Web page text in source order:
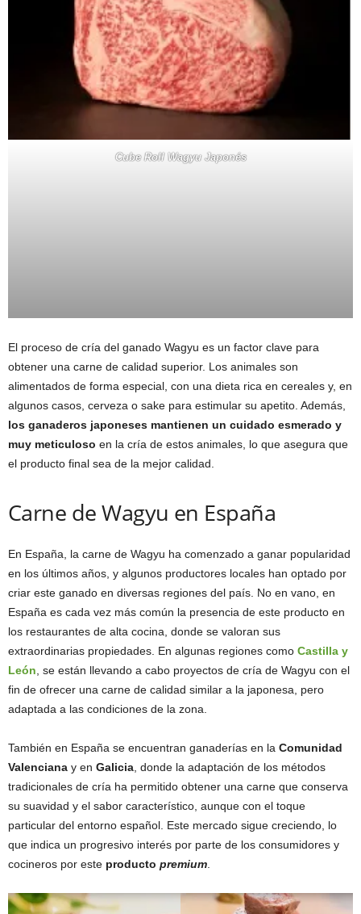
Cube Roll Wagyu Japonés
El proceso de cría del ganado Wagyu es un factor clave para
obtener una carne de calidad superior. Los animales son
alimentados de forma especial, con una dieta rica en cereales y, en
algunos casos, cerveza o sake para estimular su apetito. Además,
los ganaderos japoneses mantienen un cuidado esmerado y
muy meticuloso en la cría de estos animales, lo que asegura que
el producto final sea de la mejor calidad.
Carne de Wagyu en España
En España, la carne de Wagyu ha comenzado a ganar popularidad
en los últimos años, y algunos productores locales han optado por
criar este ganado en diversas regiones del país. No en vano, en
España es cada vez más común la presencia de este producto en
los restaurantes de alta cocina, donde se valoran sus
extraordinarias propiedades. En algunas regiones como Castilla y
León , se están llevando a cabo proyectos de cría de Wagyu con el
fin de ofrecer una carne de calidad similar a la japonesa, pero
adaptada a las condiciones de la zona.
También en España se encuentran ganaderías en la Comunidad
Valenciana y en Galicia , donde la adaptación de los métodos
tradicionales de cría ha permitido obtener una carne que conserva
su suavidad y el sabor característico, aunque con el toque
particular del entorno español. Este mercado sigue creciendo, lo
que indica un progresivo interés por parte de los consumidores y
cocineros por este producto premium